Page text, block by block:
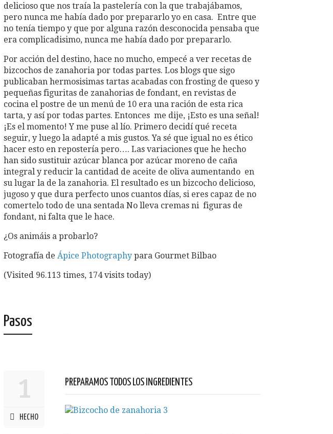
delicioso que nos traía la pastelería con la que trabajábamos,
pero nunca me había dado por prepararlo yo en casa. Entre que
no tenía tiempo y que por alguna razón desconocida pensaba que
era complicadisimo, nunca me había dado por prepararlo.
Por acción del destino, hace no mucho, empecé a ver recetas de
bizcochos de zanahoria por todas partes. Los blogs que sigo
publicaban hermosisimas tartas acabadas con frosting de queso y
pequeñas figuritas de zanahorias de fondant, en revistas de
cocina el postre de un menú de 10 era una ración de esta rica
tarta, y así por todas partes. Entonces me dije, ¡Esto es una señal!
¡Es el momento! Y me puse al lío. Primero decidí qué receta
seguir, y luego la adapté a mis gustos. Ya sé que igual no es ético
hacer esto en repostería pero…. Las variaciones que he hecho
han sido sustituir azúcar blanca por azúcar moreno de caña
integral y reducir la cantidad de aceite de oliva aumentando en
su lugar la de la zanahoria. El resultado es un bizcocho delicioso,
jugoso y que dura perfecto unos cuantos días, si eres capaz de no
comertelo todo de una sentada No lleva cremas ni figuras de
fondant, ni falta que le hace.
¿Os animáis a probarlo?
Fotografía de Ápice Photography para Gourmet Bilbao
(Visited 96.113 times, 174 visits today)
Pasos
1
HECHO
PREPARAMOS TODOS LOS INGREDIENTES